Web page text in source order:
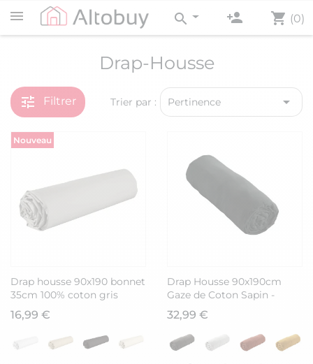
shopping_cart (0)
person_add
search
Drap-Housse
tune Filtrer Trier par : Pertinence 
Nouveau
Drap housse 90x190 bonnet
35cm 100% coton gris
silver - VITALIA
16,99 €
Drap Housse 90x190cm
Gaze de Coton Sapin -
OUREA
32,99 €